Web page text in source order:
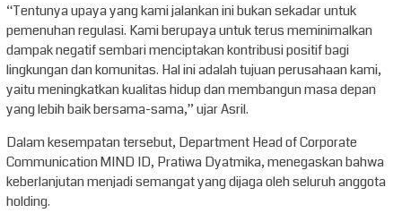
“Tentunya upaya yang kami jalankan ini bukan sekadar untuk
pemenuhan regulasi. Kami berupaya untuk terus meminimalkan
dampak negatif sembari menciptakan kontribusi positif bagi
lingkungan dan komunitas. Hal ini adalah tujuan perusahaan kami,
yaitu meningkatkan kualitas hidup dan membangun masa depan
yang lebih baik bersama-sama,” ujar Asril.
Dalam kesempatan tersebut, Department Head of Corporate
Communication MIND ID, Pratiwa Dyatmika, menegaskan bahwa
keberlanjutan menjadi semangat yang dijaga oleh seluruh anggota
holding.